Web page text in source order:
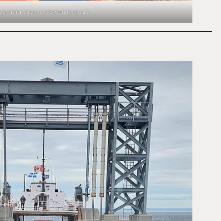
premier aileron : c’est un rorqual !